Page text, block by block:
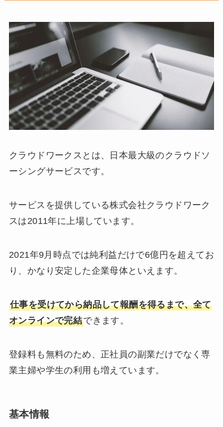
クラウドワークスとは、日本最大級のクラウドソ
ーシングサービスです。
サービスを提供している株式会社クラウドワーク
スは2011年に上場しています。
2021年9月時点では純利益だけで6億円を超えてお
り、かなり安定した企業母体といえます。
仕事を受けてから納品して報酬を得るまで、全て
オンラインで完結できます。
登録料も無料のため、正社員の副業だけでなく専
業主婦や学生の利用も増えています。
基本情報